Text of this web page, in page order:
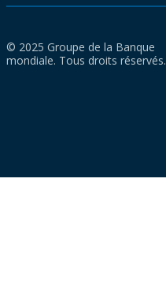
© 2025 Groupe de la Banque
mondiale. Tous droits réservés.